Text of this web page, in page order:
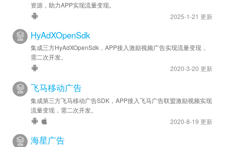
资源，助力APP实现流量变现。
2025-1-21 更新
HyAdXOpenSdk
集成三方HyAdXOpenSdk，APP接入激励视频广告实现流量变现，
需二次开发。
2020-3-20 更新
飞马移动广告
集成第三方飞马移动广告SDK，APP接入飞马广告联盟激励视频实现
流量变现，需二次开发。
2020-8-19 更新
海星广告